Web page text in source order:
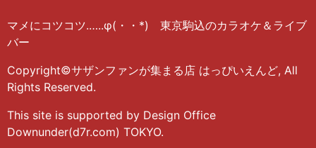
マメにコツコツ.…..φ(・・*) 東京駒込のカラオケ＆ライブ
バー
Copyright©サザンファンが集まる店 はっぴいえんど, All
Rights Reserved.
This site is supported by Design Office
Downunder(d7r.com) TOKYO.